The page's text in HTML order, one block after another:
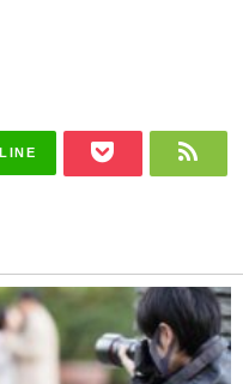
LINE